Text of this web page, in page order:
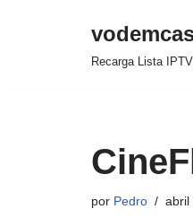
Recarga Lista
por Pedro abril